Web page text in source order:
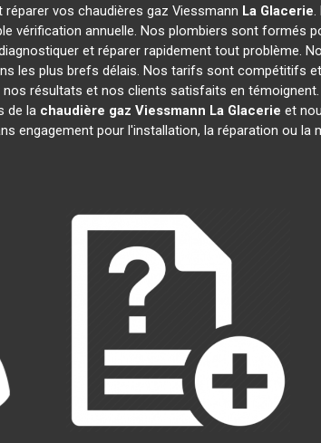
vos chaudières gaz Viessmann La Glacerie.
vérification annuelle. Nos plombiers sont formés
et réparer rapidement tout problème.
les plus brefs délais. Nos tarifs sont compétitifs
résultats et nos clients satisfaits en
de la chaudière gaz Viessmann La Glacerie et
engagement pour l'installation, la réparation ou la